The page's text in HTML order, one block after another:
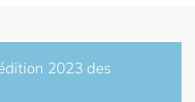
2023 des